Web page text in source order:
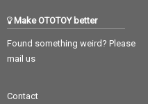
Make OTOTOY better
Found something weird? Please
mail us
Contact